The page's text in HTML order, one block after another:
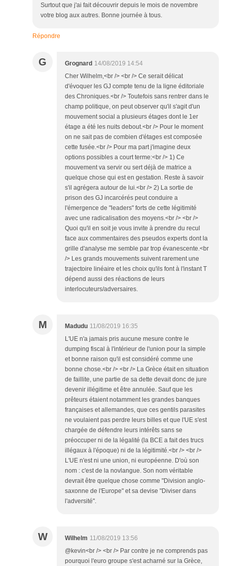
Surtout que j'ai fait découvrir depuis le mois de novembre
votre blog aux autres. Bonne journée à tous.
Répondre
G Grognard 14/08/2019 14:54
Cher Wilhelm,<br /> <br /> Ce serait délicat
d'évoquer les GJ compte tenu de la ligne éditoriale
des Chroniques.<br /> Toutefois sans rentrer dans le
champ politique, on peut observer qu'il s'agit d'un
mouvement social a plusieurs étages dont le 1er
étage a été les nuits debout.<br /> Pour le moment
on ne sait pas de combien d'étages est composée
cette fusée.<br /> Pour ma part j'imagine deux
options possibles a court terme:<br /> 1) Ce
mouvement va servir ou sert déjà de matrice a
quelque chose qui est en gestation. Reste à savoir
s'il agrégera autour de lui.<br /> 2) La sortie de
prison des GJ incarcérés peut conduire a
l'émergence de "leaders" forts de cette légitimité
avec une radicalisation des moyens.<br /> <br />
Quoi qu'il en soit je vous invite à prendre du recul
face aux commentaires des pseudos experts dont la
grille d'analyse me semble par trop évanescente.<br
/> Les grands mouvements suivent rarement une
trajectoire linéaire et les choix qu'ils font à l'instant T
dépend aussi des réactions de leurs
interlocuteurs/adversaires.
M Madudu 11/08/2019 16:35
L'UE n'a jamais pris aucune mesure contre le
dumping fiscal à l'intérieur de l'union pour la simple
et bonne raison qu'il est considéré comme une
bonne chose.<br /> <br /> La Grèce était en situation
de faillite, une partie de sa dette devait donc de jure
devenir illégitime et être annulée. Sauf que les
prêteurs étaient notamment les grandes banques
françaises et allemandes, que ces gentils parasites
ne voulaient pas perdre leurs billes et que l'UE s'est
chargée de défendre leurs intérêts sans se
préoccuper ni de la légalité (la BCE a fait des trucs
illégaux à l'époque) ni de la légitimité.<br /> <br />
L'UE n'est ni une union, ni européenne. D'où son
nom : c'est de la novlangue. Son nom véritable
devrait être quelque chose comme "Division anglo-
saxonne de l'Europe" et sa devise "Diviser dans
l'adversité".
W Wilhelm 11/08/2019 13:56
@kevin<br /> <br /> Par contre je ne comprends pas
pourquoi l'euro groupe s'est acharné sur la Grèce,